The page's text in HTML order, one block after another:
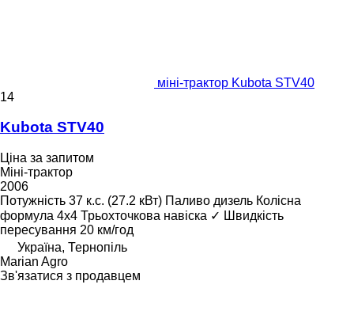
міні-трактор Kubota STV40
14
Kubota STV40
Ціна за запитом
Міні-трактор
2006
Потужність 37 к.с. (27.2 кВт) Паливо дизель Колісна
формула 4x4 Трьохточкова навіска ✓ Швидкість
пересування 20 км/год
Україна, Тернопіль
Marian Agro
Зв'язатися з продавцем